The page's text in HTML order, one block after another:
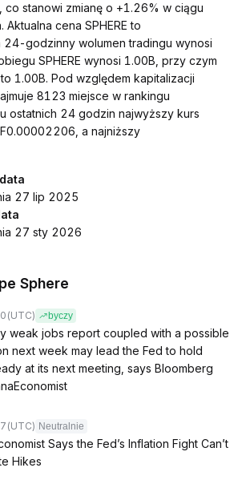
co stanowi zmianę o +1.26% w ciągu
cena SPHERE to
godzinny wolumen tradingu wynosi
SPHERE wynosi 1.00B, przy czym
1.00B. Pod względem kapitalizacji
8123 miejsce w rankingu
ostatnich 24 godzin najwyższy kurs
a najniższy
27 lip 2025
27 sty 2026
Sphere
(UTC) byczy
weak jobs report coupled with a possible
next week may lead the Fed to hold
at its next meeting, says Bloomberg
(UTC) Neutralnie
Says the Fed’s Inflation Fight Can’t
Hikes